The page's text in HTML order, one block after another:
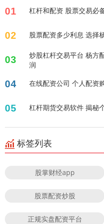
01 杠杆和配资 股票交易必
02 股票配资多少利息 选择
03
炒股杠杆交易平台 杨方
润
04 在线配资公司 个人配资
05 杠杆期货交易软件 揭秘
标签列表
股掌财经app
股票配资炒股
正规实盘配资平台